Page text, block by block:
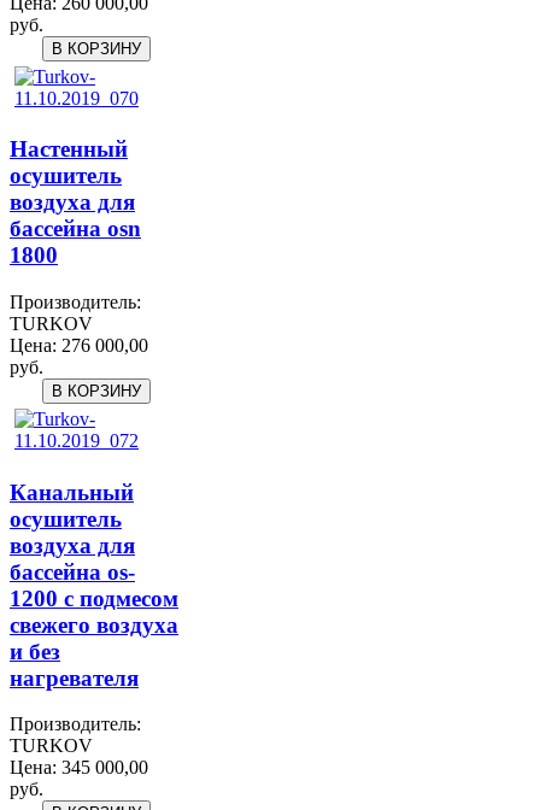
руб.
Настенный
осушитель
воздуха для
бассейна osn
1800
Производитель:
TURKOV
Цена: 276 000,00
руб.
Канальный
осушитель
воздуха для
бассейна os-
1200 с подмесом
свежего воздуха
и без
нагревателя
Производитель:
TURKOV
Цена: 345 000,00
руб.